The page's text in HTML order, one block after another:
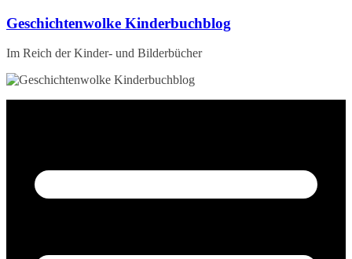
Zum
springen
Geschichtenwolke Kinderbuchblog
Im Reich der Kinder- und Bilderbücher